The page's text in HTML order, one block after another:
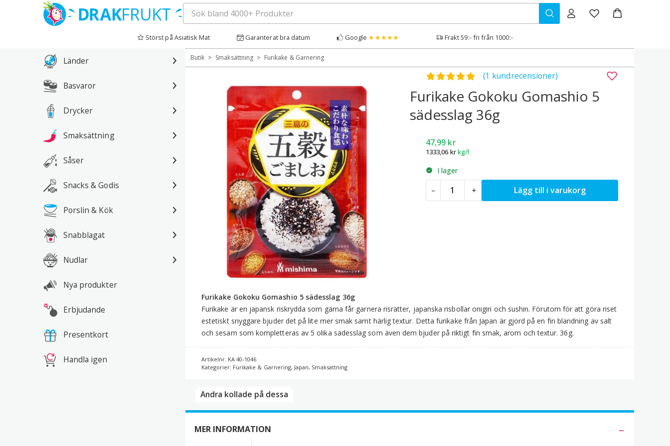
Hoppa
Störst på Asiatisk Mat Garanterat bra datum Google ★★★★★ Frakt 59:- fri från 1000:-
Länder
Basvaror
Drycker
Smaksättning
Såser
Snacks & Godis
Porslin & Kök
Snabblagat
Nudlar
Nya produkter
Erbjudande
Presentkort
Handla igen
Butik > Smaksättning > Furikake & Garnering
Betygsatt5.00 av 5
(1 kundrecensioner)
Furikake Gokoku Gomashio 5
sädesslag 36g
47,99 kr
1333,06 krkg/l
I lager
–
Furikake
Gokoku
+ Lägg till i varukorg
Furikake Gokoku Gomashio 5 sädesslag 36g
Furikake är en japansk riskrydda som gärna får garnera risrätter, japanska risbollar onigiri och sushin. Förutom för att göra riset
estetiskt snyggare bjuder det på lite mer smak samt härlig textur. Detta furikake från Japan är gjord på en fin blandning av salt
och sesam som kompletteras av 5 olika sädesslag som även dem bjuder på riktigt fin smak, arom och textur. 36g.
Artikelnr: KA 40-1046
Kategorier: Furikake & Garnering, Japan, Smaksättning
Andra kollade på dessa​
MER INFORMATION